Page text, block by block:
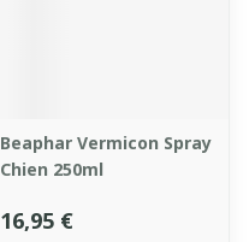
Beaphar Vermicon Spray
Chien 250ml
16,95 €